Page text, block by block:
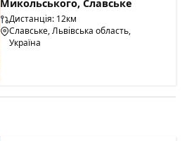
Микольського, Славське
Дистанція: 12км
Славське, Львівська область,
Україна